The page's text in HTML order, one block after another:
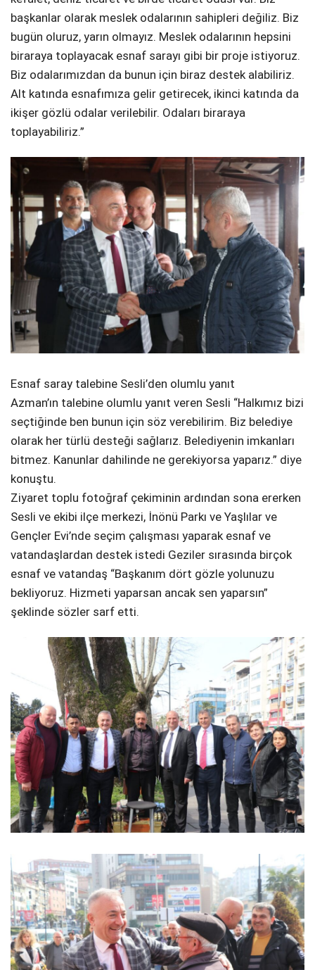
başkanlar olarak meslek odalarının sahipleri değiliz. Biz
bugün oluruz, yarın olmayız. Meslek odalarının hepsini
biraraya toplayacak esnaf sarayı gibi bir proje istiyoruz.
Biz odalarımızdan da bunun için biraz destek alabiliriz.
Alt katında esnafımıza gelir getirecek, ikinci katında da
ikişer gözlü odalar verilebilir. Odaları biraraya
toplayabiliriz.”
Esnaf saray talebine Sesli’den olumlu yanıt
Azman’ın talebine olumlu yanıt veren Sesli “Halkımız bizi
seçtiğinde ben bunun için söz verebilirim. Biz belediye
olarak her türlü desteği sağlarız. Belediyenin imkanları
bitmez. Kanunlar dahilinde ne gerekiyorsa yaparız.” diye
konuştu.
Ziyaret toplu fotoğraf çekiminin ardından sona ererken
Sesli ve ekibi ilçe merkezi, İnönü Parkı ve Yaşlılar ve
Gençler Evi’nde seçim çalışması yaparak esnaf ve
vatandaşlardan destek istedi Geziler sırasında birçok
esnaf ve vatandaş “Başkanım dört gözle yolunuzu
bekliyoruz. Hizmeti yaparsan ancak sen yaparsın”
şeklinde sözler sarf etti.